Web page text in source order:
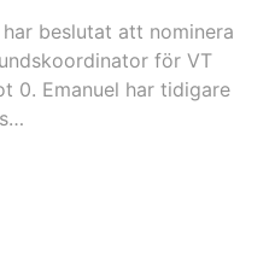
beslutat att nominera
för VT
0. Emanuel har tidigare